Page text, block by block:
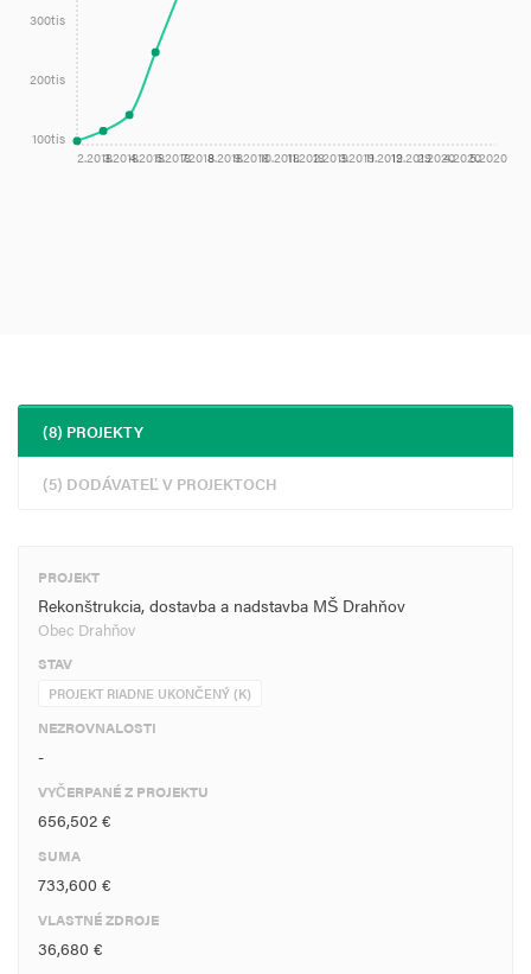
2.20183.20184.20185.20187.20188.20189.201810.201811.20182.20193.201911.201912.20192.20204.20205.2020
100tis
200tis
300tis
(8) PROJEKTY
(5) DODÁVATEĽ V PROJEKTOCH
PROJEKT
Rekonštrukcia, dostavba a nadstavba MŠ Drahňov
Obec Drahňov
STAV
PROJEKT RIADNE UKONČENÝ (K)
NEZROVNALOSTI
-
VYČERPANÉ Z PROJEKTU
656,502 €
SUMA
733,600 €
VLASTNÉ ZDROJE
36,680 €